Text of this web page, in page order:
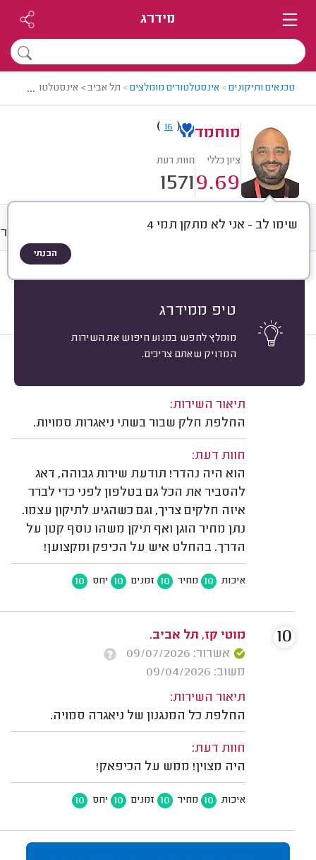
מידרג
טכנאים ותיקונים> אינסטלטורים מומלצים> תל אביב > אינסטלטור מומלץ
...
מוחמד (
16
)
ציון כללי
9.69
חוות דעת
1571
שימו לב - אני לא מתקן תמי 4
הבנתי
טיפ ממידרג
מומלץ לחפש במנוע חיפוש את השירות
המדויק שאתם צריכים.
חוות דעת מחירים
סוגי סתימות
קרן א. תל אביב.
תיאור השירות:
החלפת חלק שבור בשתי ניאגרות סמויות.
חוות דעת:
הוא היה נהדר! תודעת שירות גבוהה, דאג
להסביר את הכל גם בטלפון לפני כדי לברר
איזה חלקים צריך, וגם כשהגיע לתיקון עצמו.
נתן מחיר הוגן ואף תיקן משהו נוסף קטן על
הדרך. בהחלט איש על הכיפק ומקצוען!
איכות 10 מחיר 10 זמנים 10 יחס 10
מוטי קז, תל אביב.
אשרור: 09/07/2026
משוב: 09/04/2026
תיאור השירות:
החלפת כל המנגנון של ניאגרה סמויה.
חוות דעת:
היה מצוין! ממש על הכיפאק!
איכות 10 מחיר 10 זמנים 10 יחס 10
10